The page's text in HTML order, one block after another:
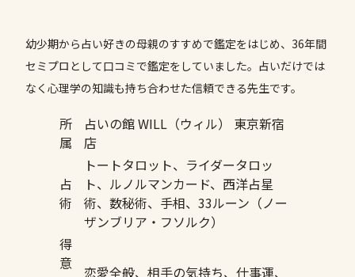
幼少期から占い好きの母親のすすめで鑑定をはじめ、36年間
セミプロとして口コミで鑑定をしていました。占いだけでは
なく心理学の知識も持ち合わせた信頼できる先生です。
所
属
占いの館 WILL（ウィル） 東京新宿
店
占
術
トートタロット、ライダータロッ
ト、ルノルマンカード、西洋占星
術、数秘術、手相、33ルーン（ノー
ザンブリア・フソルク）
得
意
恋愛全般、相手の気持ち、仕事運、